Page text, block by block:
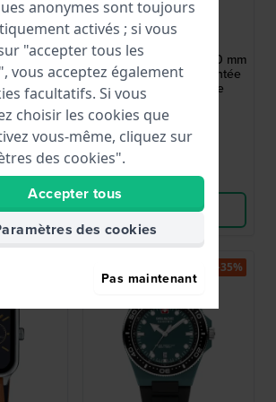
mm
à quartz
Casio
AQ-S820W-1AVEF
Tough Solar Ana-digi 50 mm
Montre ana-digi alimentée
par l'énergie solaire
59,90 €
● En stock
Comparer
Voir les produits
-35%
anonymes sont toujours
activés ; si vous
"accepter tous les
vous acceptez également
facultatifs. Si vous
choisir les cookies que
vous-même, cliquez sur
des cookies".
Accepter tous
des cookies
Pas maintenant